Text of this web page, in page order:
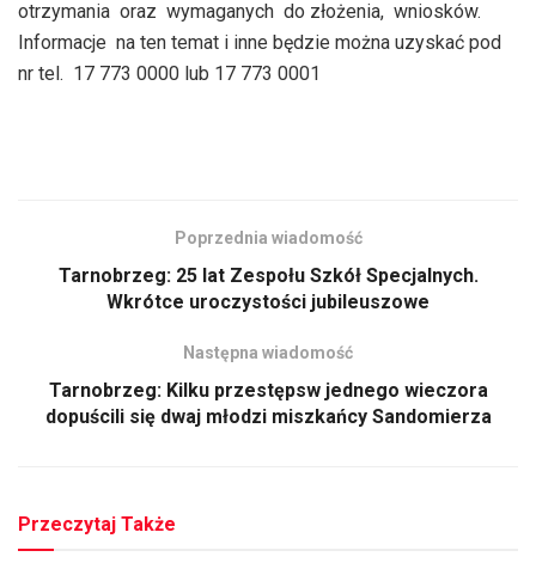
otrzymania oraz wymaganych do złożenia, wniosków.
Informacje na ten temat i inne będzie można uzyskać pod
nr tel. 17 773 0000 lub 17 773 0001
Poprzednia wiadomość
Tarnobrzeg: 25 lat Zespołu Szkół Specjalnych.
Wkrótce uroczystości jubileuszowe
Następna wiadomość
Tarnobrzeg: Kilku przestępsw jednego wieczora
dopuścili się dwaj młodzi miszkańcy Sandomierza
Przeczytaj Także